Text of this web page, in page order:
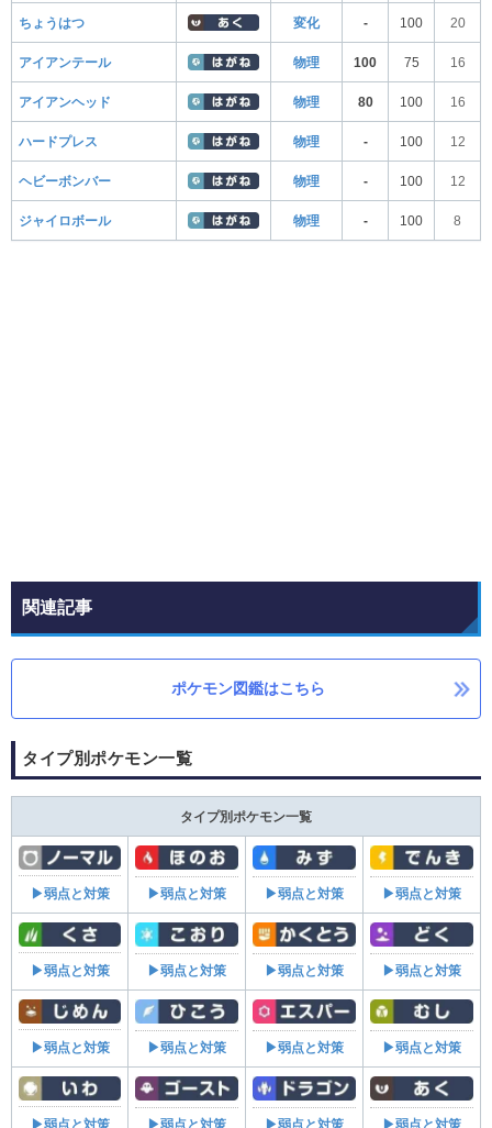
ちょうはつ 変化 - 100 20
アイアンテール 物理 100 75 16
アイアンヘッド 物理 80 100 16
ハードプレス 物理 - 100 12
ヘビーボンバー 物理 - 100 12
ジャイロボール 物理 - 100 8
関連記事
ポケモン図鑑はこちら
タイプ別ポケモン一覧
タイプ別ポケモン一覧
▶弱点と対策 ▶弱点と対策 ▶弱点と対策 ▶弱点と対策
▶弱点と対策 ▶弱点と対策 ▶弱点と対策 ▶弱点と対策
▶弱点と対策 ▶弱点と対策 ▶弱点と対策 ▶弱点と対策
▶弱点と対策 ▶弱点と対策 ▶弱点と対策 ▶弱点と対策